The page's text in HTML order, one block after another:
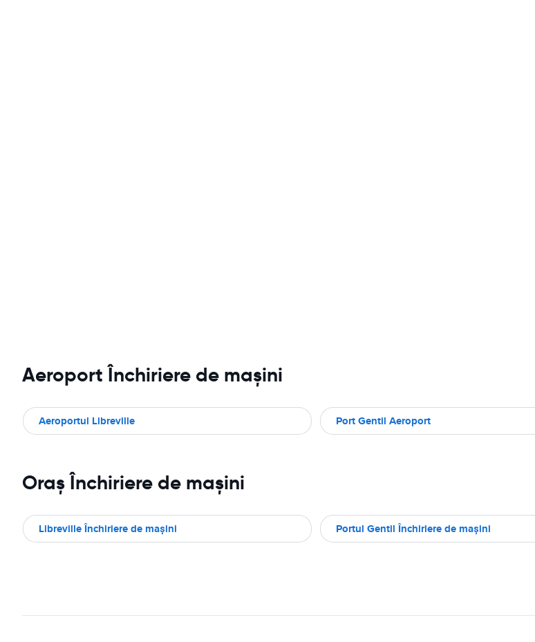
Aeroport Închiriere de maşini
Aeroportul Libreville Port Gentil Aeroport
Oraş Închiriere de maşini
Libreville Închiriere de maşini Portul Gentil Închiriere de maşini